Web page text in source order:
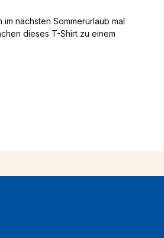
nächsten Sommerurlaub mal
dieses T-Shirt zu einem